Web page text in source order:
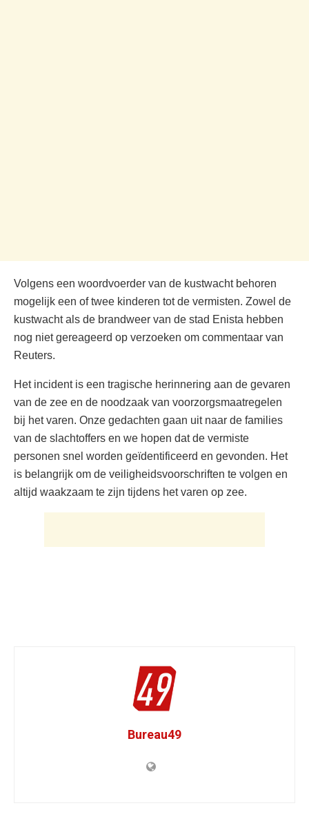
Volgens een woordvoerder van de kustwacht behoren
mogelijk een of twee kinderen tot de vermisten. Zowel de
kustwacht als de brandweer van de stad Enista hebben
nog niet gereageerd op verzoeken om commentaar van
Reuters.
Het incident is een tragische herinnering aan de gevaren
van de zee en de noodzaak van voorzorgsmaatregelen
bij het varen. Onze gedachten gaan uit naar de families
van de slachtoffers en we hopen dat de vermiste
personen snel worden geïdentificeerd en gevonden. Het
is belangrijk om de veiligheidsvoorschriften te volgen en
altijd waakzaam te zijn tijdens het varen op zee.
Bureau49